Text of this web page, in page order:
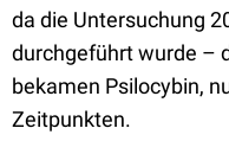
da die Untersuchung
durchgeführt wurde –
bekamen Psilocybin,
Zeitpunkten.